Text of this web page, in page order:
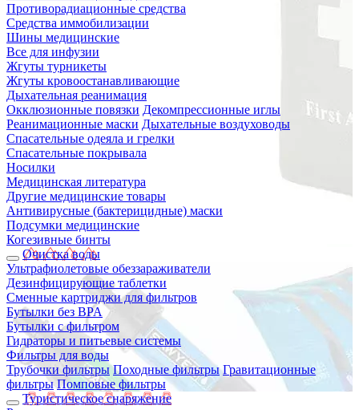
Противорадиационные средства
Средства иммобилизации
Шины медицинские
Все для инфузии
Жгуты турникеты
Жгуты кровоостанавливающие
Дыхательная реанимация
Окклюзионные повязки Декомпрессионные иглы
Реанимационные маски Дыхательные воздуховоды
Спасательные одеяла и грелки
Спасательные покрывала
Носилки
Медицинская литература
Другие медицинские товары
Антивирусные (бактерицидные) маски
Подсумки медицинские
Когезивные бинты
Очистка воды
Ультрафиолетовые обеззараживатели
Дезинфицирующие таблетки
Сменные картриджи для фильтров
Бутылки без BPA
Бутылки с фильтром
Гидраторы и питьевые системы
Фильтры для воды
Трубочки фильтры Походные фильтры Гравитационные
фильтры Помповые фильтры
Туристическое снаряжение